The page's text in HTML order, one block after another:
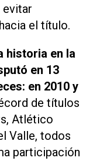
evitar
el título.
historia en la
en 13
en 2010 y
de títulos
Atlético
Valle, todos
participación